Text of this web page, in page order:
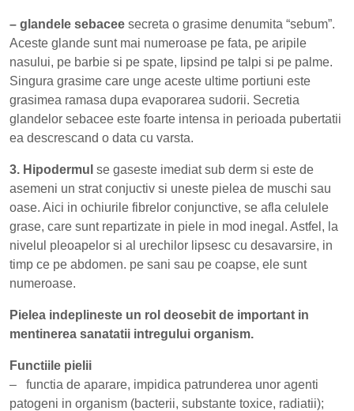
– glandele sebacee secreta o grasime denumita “sebum”.
Aceste glande sunt mai numeroase pe fata, pe aripile
nasului, pe barbie si pe spate, lipsind pe talpi si pe palme.
Singura grasime care unge aceste ultime portiuni este
grasimea ramasa dupa evaporarea sudorii. Secretia
glandelor sebacee este foarte intensa in perioada pubertatii
ea descrescand o data cu varsta.
3. Hipodermul se gaseste imediat sub derm si este de
asemeni un strat conjuctiv si uneste pielea de muschi sau
oase. Aici in ochiurile fibrelor conjunctive, se afla celulele
grase, care sunt repartizate in piele in mod inegal. Astfel, la
nivelul pleoapelor si al urechilor lipsesc cu desavarsire, in
timp ce pe abdomen. pe sani sau pe coapse, ele sunt
numeroase.
Pielea indeplineste un rol deosebit de important in
mentinerea sanatatii intregului organism.
Functiile pielii
– functia de aparare, impidica patrunderea unor agenti
patogeni in organism (bacterii, substante toxice, radiatii);